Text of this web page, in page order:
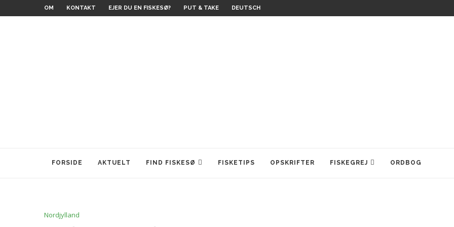
OM KONTAKT EJER DU EN FISKESØ? PUT & TAKE DEUTSCH
FORSIDE AKTUELT FIND FISKESØ FISKETIPS OPSKRIFTER FISKEGREJ ORDBOG
Nordjylland